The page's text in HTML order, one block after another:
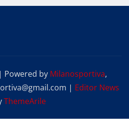
Powered by Milanosportiva,
| Editor News
ThemeArile